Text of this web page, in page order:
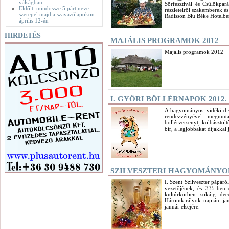
válságban
Eldőlt: mindössze 5 párt neve
szerepel majd a szavazólapokon
április 12-én
HIRDETÉS
Sörfesztivál és
részleteiről szakemberek
Radisson Blu Béke
MAJÁLIS PROGRAMOK 2012
Majális programok 2012
I. GYŐRI BÖLLÉRNAPOK 2012.
A hagyományos, vidéki
rendezvényével
böllérversenyt,
bír, a legjobbakat díjakkal
SZILVESZTERI
I. Szent Szilveszter
vezetőjének, és 335-
kultúrkörben sokáig
Háromkirályok napján,
január elsejére.